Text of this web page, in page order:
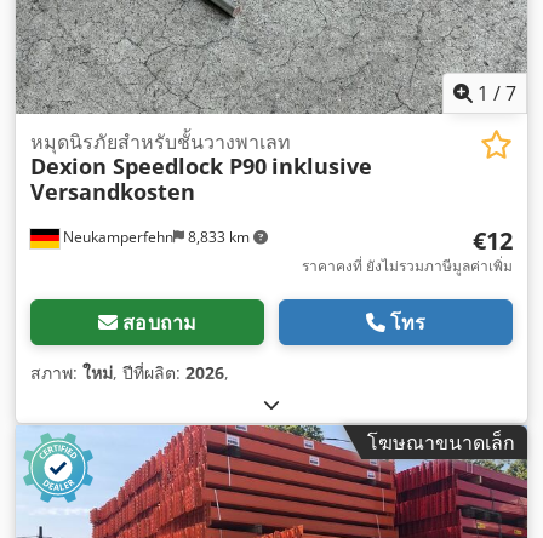
1 /7
Neukamperfehn 8,833 km
หมุดนิรภัยสำหรับชั้นวางพาเลท
Dexion Speedlock P90 inklusive
Versandkosten
€12
ราคาคงที่ ยังไม่รวมภาษีมูลค่าเพิ่ม
สอบถาม โทร
สภาพ: ใหม่, ปีที่ผลิต: 2026,
โฆษณาขนาดเล็ก